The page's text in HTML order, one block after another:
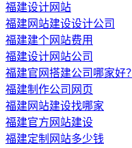
福建设计网站
福建网站建设设计公司
福建建个网站费用
福建设计网站公司
福建官网搭建公司哪家好？
福建制作公司网页
福建网站建设找哪家
福建官方网站建设
福建定制网站多少钱